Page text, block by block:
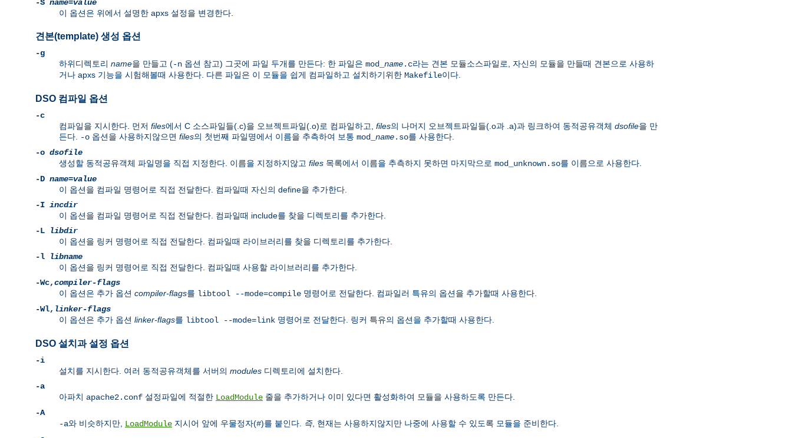
-S name=value
이 옵션은 위에서 설명한 apxs 설정을 변경한다.
견본(template) 생성 옵션
-g
하위디렉토리 name을 만들고 (-n 옵션 참고) 그곳에 파일 두개를 만든다: 한 파일은 mod_ name.c라는 견본 모듈소스파일로, 자신의 모듈을 만들때 견본으로 사용하
거나 apxs 기능을 시험해볼때 사용한다. 다른 파일은 이 모듈을 쉽게 컴파일하고 설치하기위한 Makefile이다.
DSO 컴파일 옵션
-c
컴파일을 지시한다. 먼저 files에서 C 소스파일들(.c)을 오브젝트파일(.o)로 컴파일하고, files의 나머지 오브젝트파일들(.o과 .a)과 링크하여 동적공유객체 dsofile을 만
든다.
-o 옵션을 사용하지않으면 files의 첫번째 파일명에서 이름을 추측하여 보통 mod_ name.so를 사용한다.
-o dsofile
생성할 동적공유객체 파일명을 직접 지정한다. 이름을 지정하지않고 files 목록에서 이름을 추측하지 못하면 마지막으로 mod_unknown.so를 이름으로 사용한다.
-D name=value
이 옵션을 컴파일 명령어로 직접 전달한다. 컴파일때 자신의 define을 추가한다.
-I incdir
이 옵션을 컴파일 명령어로 직접 전달한다. 컴파일때 include를 찾을 디렉토리를 추가한다.
-L
libdir
이 옵션을 링커 명령어로 직접 전달한다. 컴파일때 라이브러리를 찾을 디렉토리를 추가한다.
-l
libname
이 옵션을 링커 명령어로 직접 전달한다. 컴파일때 사용할 라이브러리를 추가한다.
-Wc,compiler-flags
이 옵션은 추가 옵션 compiler-flags를 libtool --mode=compile 명령어로 전달한다. 컴파일러 특유의 옵션을 추가할때 사용한다.
-Wl, linker-flags
이 옵션은 추가 옵션 linker-flags를 libtool --mode=link 명령어로 전달한다. 링커 특유의 옵션을 추가할때 사용한다.
DSO 설치과 설정 옵션
-i
설치를 지시한다. 여러 동적공유객체를 서버의 modules 디렉토리에 설치한다.
-a
아파치 apache2.conf 설정파일에 적절한 LoadModule 줄을 추가하거나 이미 있다면 활성화하여 모듈을 사용하도록 만든다.
-A
-a와 비슷하지만, LoadModule 지시어 앞에 우물정자(#)를 붙인다. 즉, 현재는 사용하지않지만 나중에 사용할 수 있도록 모듈을 준비한다.